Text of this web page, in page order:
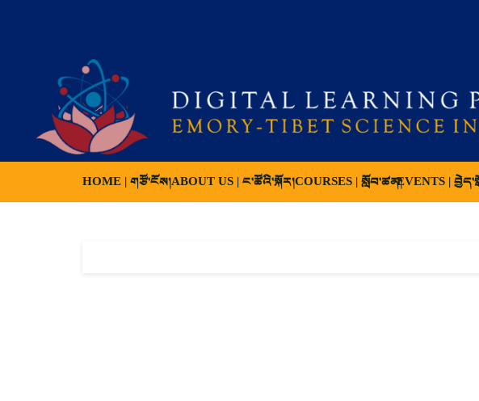
HOME | གཙོ་ངོས།ABOUT US | ང་ཚོའི་སྐོར།COURSES | སློབ་ཚན།EVENTS |